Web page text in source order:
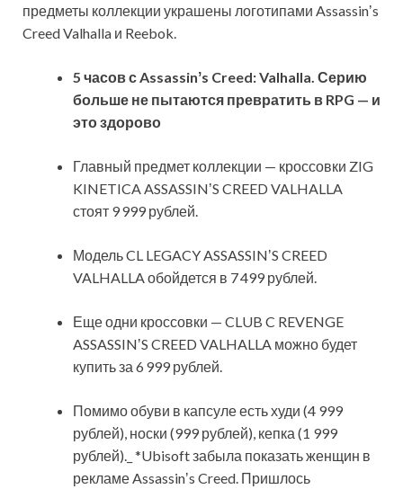
предметы коллекции украшены логотипами Assassinʼs
Creed Valhalla и Reebok.
5 часов с Assassinʼs Creed: Valhalla. Серию
больше не пытаются превратить в RPG — и
это здорово
Главный предмет коллекции — кроссовки ZIG
KINETICA ASSASSINʼS CREED VALHALLA
стоят 9 999 рублей.
Модель CL LEGACY ASSASSINʼS CREED
VALHALLA обойдется в 7 499 рублей.
Еще одни кроссовки — CLUB C REVENGE
ASSASSINʼS CREED VALHALLA можно будет
купить за 6 999 рублей.
Помимо обуви в капсуле есть худи (4 999
рублей), носки (999 рублей), кепка (1 999
рублей)._ *Ubisoft забыла показать женщин в
рекламе Assassinʼs Creed. Пришлось